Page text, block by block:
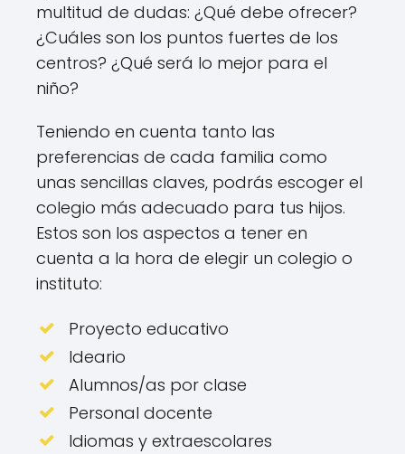
multitud de dudas: ¿Qué debe ofrecer?
¿Cuáles son los puntos fuertes de los
centros? ¿Qué será lo mejor para el
niño?
Teniendo en cuenta tanto las
preferencias de cada familia como
unas sencillas claves, podrás escoger el
colegio más adecuado para tus hijos.
Estos son los aspectos a tener en
cuenta a la hora de elegir un colegio o
instituto:
Proyecto educativo
Ideario
Alumnos/as por clase
Personal docente
Idiomas y extraescolares